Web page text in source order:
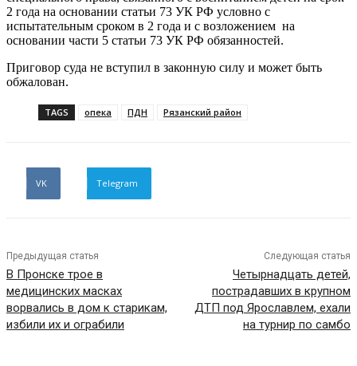
2 года на основании статьи 73 УК РФ условно с
испытательным сроком в 2 года и с возложением на
основании части 5 статьи 73 УК РФ обязанностей.
Приговор суда не вступил в законную силу и может быть
обжалован.
TAGS опека ПДН Рязанский район
VK Telegram
Предыдущая статья
В Пронске трое в
медицинских масках
ворвались в дом к старикам,
избили их и ограбили
Следующая статья
Четырнадцать детей,
пострадавших в крупном
ДТП под Ярославлем, ехали
на турнир по самбо